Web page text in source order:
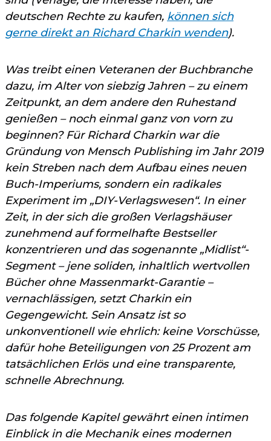
deutschen Rechte zu kaufen, können sich
gerne direkt an Richard Charkin wenden).
Was treibt einen Veteranen der Buchbranche
dazu, im Alter von siebzig Jahren – zu einem
Zeitpunkt, an dem andere den Ruhestand
genießen – noch einmal ganz von vorn zu
beginnen? Für Richard Charkin war die
Gründung von Mensch Publishing im Jahr 2019
kein Streben nach dem Aufbau eines neuen
Buch-Imperiums, sondern ein radikales
Experiment im „DIY-Verlagswesen“. In einer
Zeit, in der sich die großen Verlagshäuser
zunehmend auf formelhafte Bestseller
konzentrieren und das sogenannte „Midlist“-
Segment – jene soliden, inhaltlich wertvollen
Bücher ohne Massenmarkt-Garantie –
vernachlässigen, setzt Charkin ein
Gegengewicht. Sein Ansatz ist so
unkonventionell wie ehrlich: keine Vorschüsse,
dafür hohe Beteiligungen von 25 Prozent am
tatsächlichen Erlös und eine transparente,
schnelle Abrechnung.
Das folgende Kapitel gewährt einen intimen
Einblick in die Mechanik eines modernen